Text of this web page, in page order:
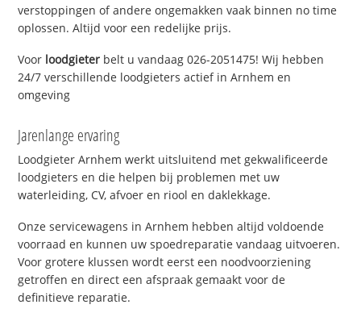
verstoppingen of andere ongemakken vaak binnen no time
oplossen. Altijd voor een redelijke prijs.
Voor loodgieter belt u vandaag 026-2051475! Wij hebben
24/7 verschillende loodgieters actief in Arnhem en
omgeving
Jarenlange ervaring
Loodgieter Arnhem werkt uitsluitend met gekwalificeerde
loodgieters en die helpen bij problemen met uw
waterleiding, CV, afvoer en riool en daklekkage.
Onze servicewagens in Arnhem hebben altijd voldoende
voorraad en kunnen uw spoedreparatie vandaag uitvoeren.
Voor grotere klussen wordt eerst een noodvoorziening
getroffen en direct een afspraak gemaakt voor de
definitieve reparatie.